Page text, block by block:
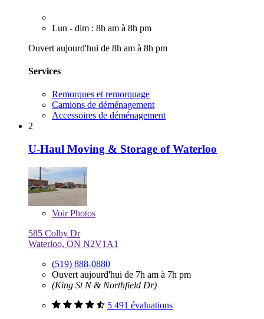
Lun - dim : 8h am à 8h pm
Ouvert aujourd'hui de 8h am à 8h pm
Services
Remorques et remorquage
Camions de déménagement
Accessoires de déménagement
2
U-Haul Moving & Storage of Waterloo
VoirPhotos
585 Colby Dr
Waterloo, ON N2V1A1
(519) 888-0880
Ouvert aujourd'hui de 7h am à 7h pm
(King St N & Northfield Dr)
5 491 évaluations